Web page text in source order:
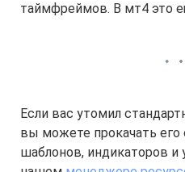
таймфреймов. В мт4 это
Если вас утомил
вы можете прокачать
шаблонов, индикаторов и